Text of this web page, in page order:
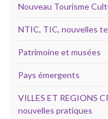
Nouveau Tourisme
NTIC, TIC, nouvelles
Patrimoine et musées
Pays émergents
VILLES ET REGIONS
nouvelles pratiques